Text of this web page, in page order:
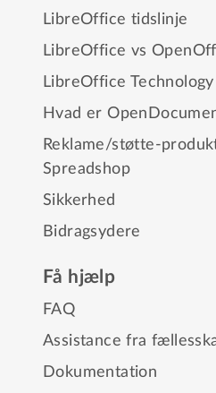
LibreOffice tidslinje
LibreOffice vs
LibreOffice Technology
Hvad er
Reklame/støtte-
Spreadshop
Sikkerhed
Bidragsydere
Få hjælp
FAQ
Assistance fra
Dokumentation